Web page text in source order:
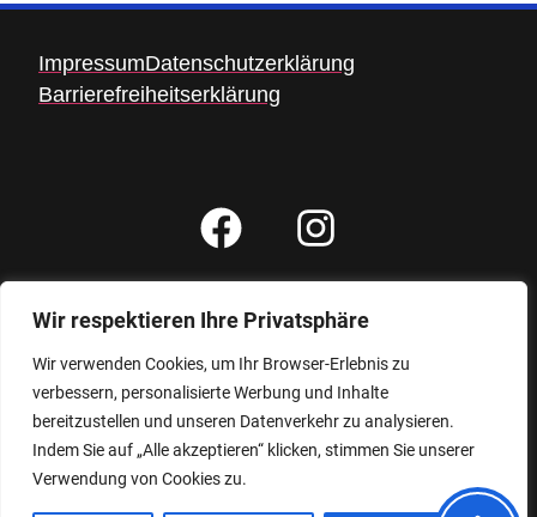
Wir respektieren Ihre Privatsphäre
Wir verwenden Cookies, um Ihr Browser-Erlebnis zu
verbessern, personalisierte Werbung und Inhalte
bereitzustellen und unseren Datenverkehr zu analysieren.
Indem Sie auf „Alle akzeptieren“ klicken, stimmen Sie unserer
Verwendung von Cookies zu.
ImpressumDatenschutzerklärung
Barrierefreiheitserklärung
Gesamtbesucher: 6338
Besucher heute: 13